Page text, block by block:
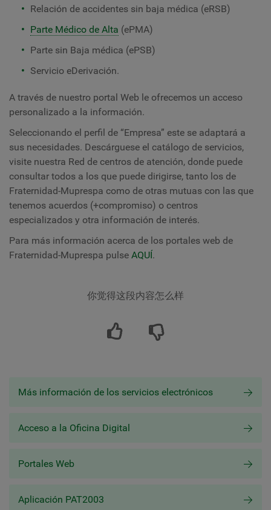
Relación de accidentes sin baja médica (eRSB)
Parte Médico de Alta (ePMA)
Parte sin Baja médica (ePSB)
Servicio eDerivación.
A través de nuestro portal Web le ofrecemos un acceso
personalizado a la información.
Seleccionando el perfil de “Empresa” este se adaptará a
sus necesidades. Descárguese el catálogo de servicios,
visite nuestra Red de centros de atención, donde puede
consultar todos a los que puede dirigirse, tanto los de
Fraternidad-Muprespa como de otras mutuas con las que
tenemos acuerdos (+compromiso) o centros
especializados y otra información de interés.
Para más información acerca de los portales web de
Fraternidad-Muprespa pulse AQUÍ.
你觉得这段内容怎么样
Más información de los servicios electrónicos
Acceso a la Oficina Digital
Portales Web
Aplicación PAT2003